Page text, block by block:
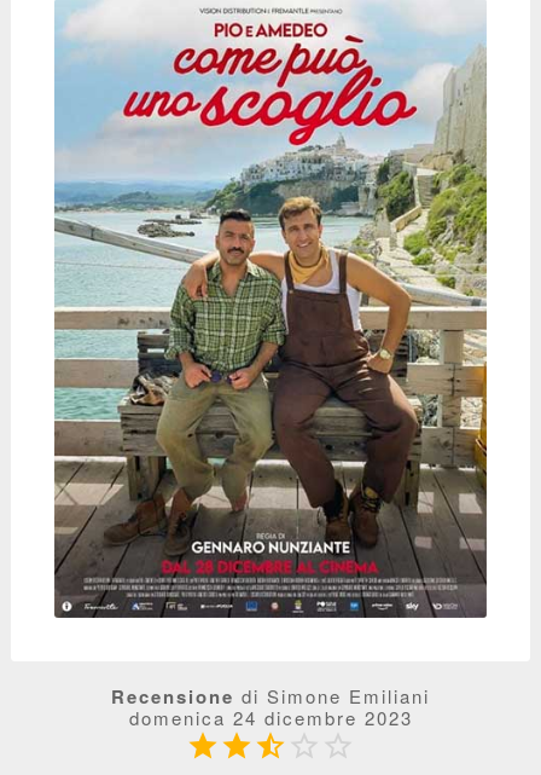
Recensione di Simone Emiliani
domenica 24 dicembre 2023
  